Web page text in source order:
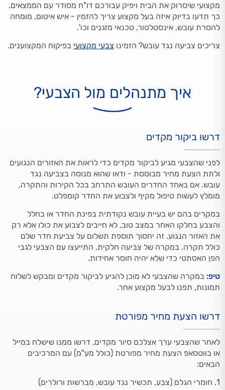
מקצועי שיסרוק את הבית ויפיק עבורכם דו"ח מסודר עם הממצאים.
כך תדעו בדיוק איזה בעל מקצוע צריך להזמין - איש איטום, מומחה
להסרת עובש, אינסטלטור, טכנאי מזגנים וכו'.
צריכים צביעה נגד עובש? הזמינו צבעי מקצועי בפיקוח המקצוענים.
איך מתנהלים מול הצבעי?
דרשו ביקור מקדים
לפני שהצבעי מגיע לביקור מקדים כדי לראות את האזורים הנגועים
ולתת הצעת מחיר מבוססת - ודאו שהוא מנוסה בצביעה נגד
עובש. אם באחד החדרים העובש התרחב בכל הקירות והתקרה,
מומלץ לעשות טיפול מקיף ולצבוע את החדר קומפלט.
במקרים בהם יש בעיית עובש נקודתית בפינת החדר או בחלל
והצבע בחלקו האחר במצב טוב, לא חייבים לצבוע את כולו אלא רק
את האזור הנגוע. זה יחסוך תוספת תשלום על צביעת חדר שלם
כולל תקרה. במקרה של צביעה חלקית, התייעצו עם הצבעי לגבי
הפן האסתטי כדי שלא יהיה חוסר אחידות.
טיפ: במקרה שהצבעי לא מוכן להגיע לביקור מקדים ומבקש לשלוח
תמונות, תפנו לבעל מקצוע אחר.
דרשו הצעת מחיר מפורטת
לאחר שהצבעי ערך אצלכם סיור מקדים, דרשו ממנו שישלח במייל
או בווטסאפ הצעת מחיר מפורטת (כולל מע"מ) עם המרכיבים
הבאים:
1. חומרי הגלם (צבע, תכשיר נגד עובש, מברשות ורולרים)